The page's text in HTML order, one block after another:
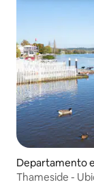
Departamento
Thameside -